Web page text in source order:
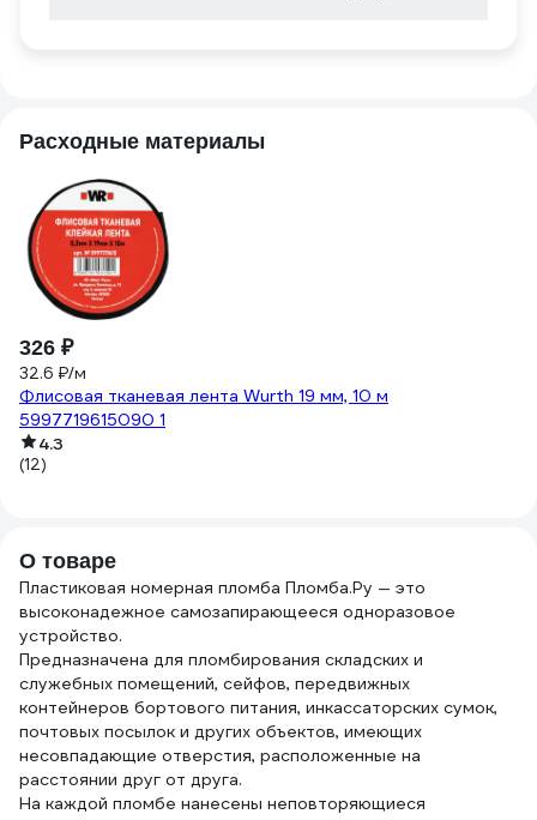
Расходные материалы
326 ₽
32.6 ₽/м
Флисовая тканевая лента Wurth 19 мм, 10 м
5997719615090 1
4.3
(12)
О товаре
Пластиковая номерная пломба Пломба.Ру — это
высоконадежное самозапирающееся одноразовое
устройство.
Предназначена для пломбирования складских и
служебных помещений, сейфов, передвижных
контейнеров бортового питания, инкассаторских сумок,
почтовых посылок и других объектов, имеющих
несовпадающие отверстия, расположенные на
расстоянии друг от друга.
На каждой пломбе нанесены неповторяющиеся